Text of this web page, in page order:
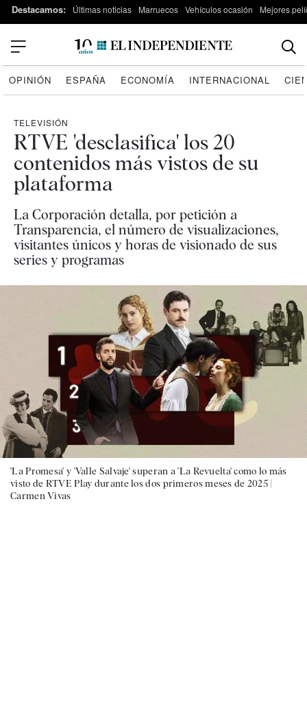
Destacamos: Últimas noticias Marruecos Vehículos ocasión Mejores
OPINIÓN ESPAÑA ECONOMÍA INTERNACIONAL
TELEVISIÓN
RTVE 'desclasifica' los 20
contenidos más vistos de su
plataforma
La Corporación detalla, por petición a
Transparencia, el número de visualizaciones,
visitantes únicos y horas de visionado de sus
series y programas
'La Promesa' y 'Valle Salvaje' superan a 'La Revuelta' como lo más
visto de RTVE Play durante los dos primeros meses de 2025 |
Carmen Vivas